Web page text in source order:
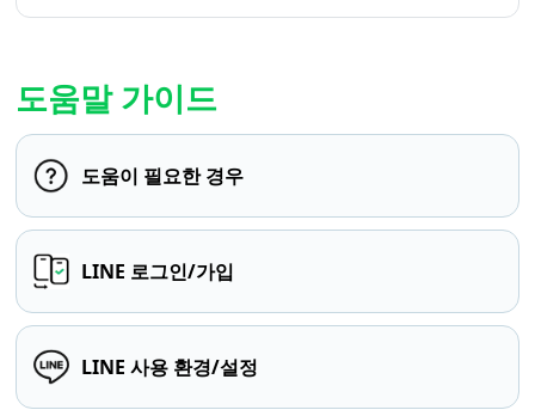
도움말 가이드
도움이 필요한 경우
LINE 로그인/가입
LINE 사용 환경/설정